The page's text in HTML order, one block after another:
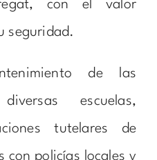
con el valor
seguridad.
de las
escuelas,
tutelares de
con policías locales y